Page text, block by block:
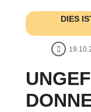
DIES